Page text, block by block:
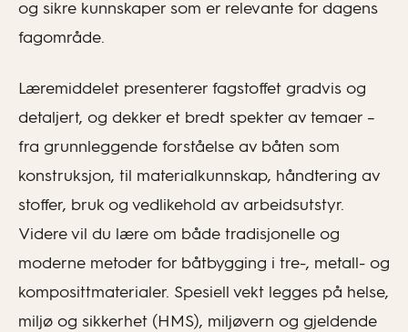
og sikre kunnskaper som er relevante for dagens
fagområde.
Læremiddelet presenterer fagstoffet gradvis og
detaljert, og dekker et bredt spekter av temaer –
fra grunnleggende forståelse av båten som
konstruksjon, til materialkunnskap, håndtering av
stoffer, bruk og vedlikehold av arbeidsutstyr.
Videre vil du lære om både tradisjonelle og
moderne metoder for båtbygging i tre-, metall- og
komposittmaterialer. Spesiell vekt legges på helse,
miljø og sikkerhet (HMS), miljøvern og gjeldende